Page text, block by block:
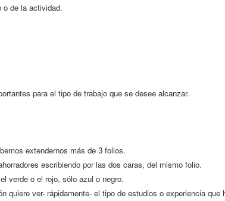
o de la actividad.
para el tipo de trabajo que se desee alcanzar.
extendernos más de 3 folios.
escribiendo por las dos caras, del mismo folio.
verde o el rojo, sólo azul o negro.
quiere ver- rápidamente- el tipo de estudios o experiencia que